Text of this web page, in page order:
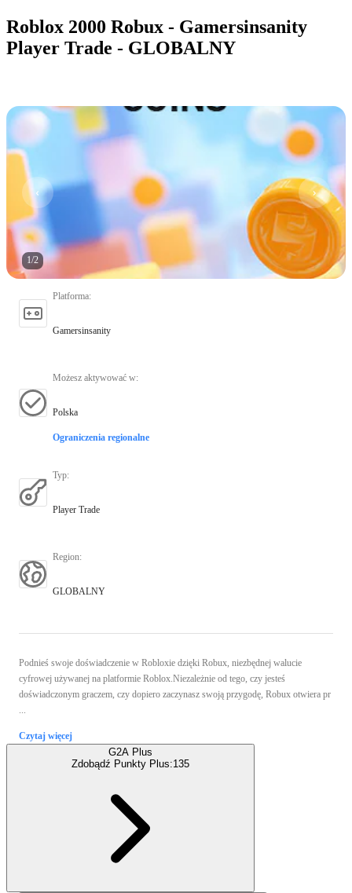
Roblox 2000 Robux - Gamersinsanity
Player Trade - GLOBALNY
1/2
Platforma:
Gamersinsanity
Możesz aktywować w:
Polska
Ograniczenia regionalne
Typ:
Player Trade
Region:
GLOBALNY
Podnieś swoje doświadczenie w Robloxie dzięki Robux, niezbędnej walucie
cyfrowej używanej na platformie Roblox.Niezależnie od tego, czy jesteś
doświadczonym graczem, czy dopiero zaczynasz swoją przygodę, Robux otwiera pr
...
Czytaj więcej
G2A Plus
Zdobądź Punkty Plus:135